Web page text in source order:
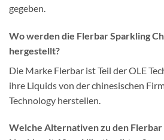
gegeben.
Wo werden die Flerbar Sparkling
hergestellt?
Die Marke Flerbar ist Teil der OLE
ihre Liquids von der chinesischen
Technology herstellen.
Welche Alternativen zu den